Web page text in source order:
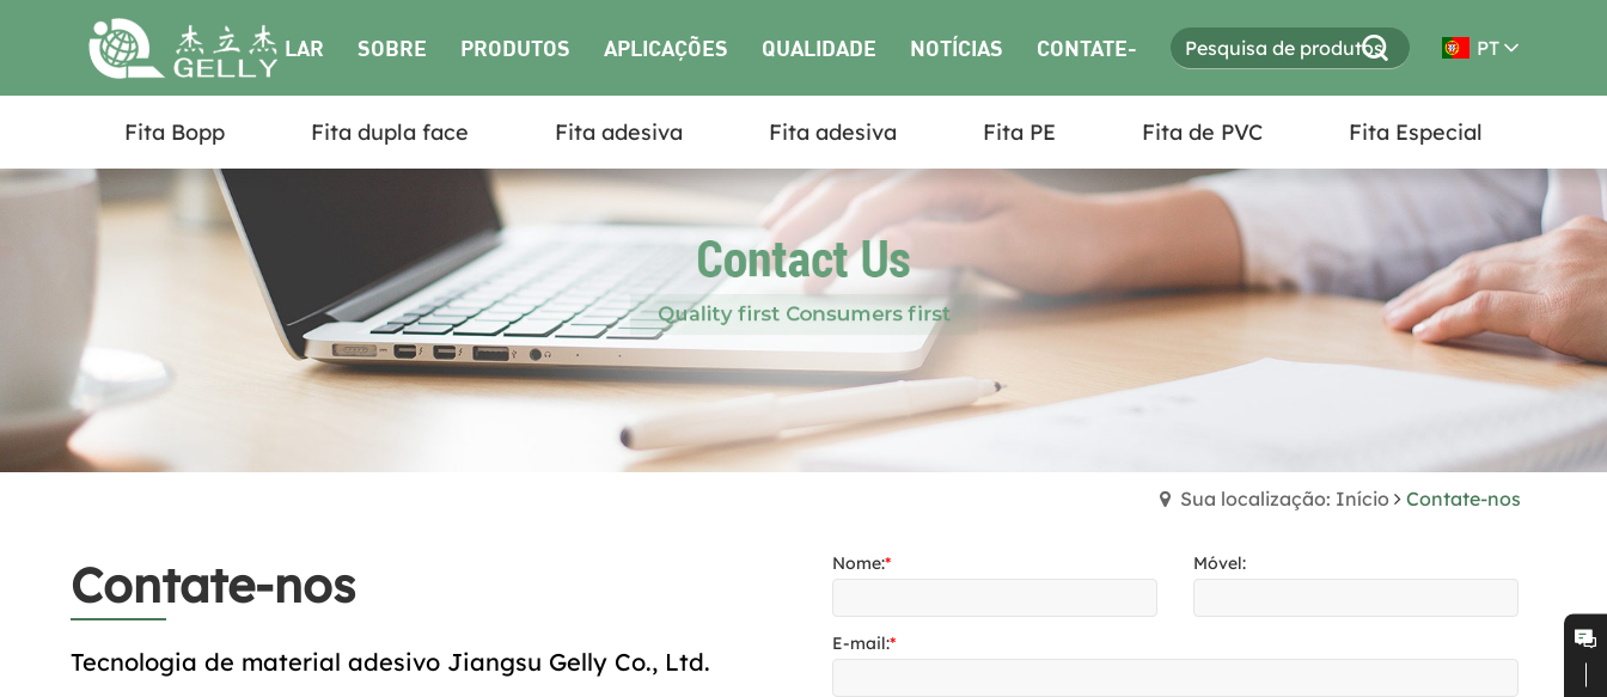
LAR SOBRE
NÓS
PRODUTOS APLICAÇÕES QUALIDADE NOTÍCIAS CONTATE-
NOS
PT
Fita Bopp Fita dupla face Fita adesiva Fita adesiva Fita PE Fita de PVC Fita Especial
Sua localização: Início Contate-nos
Contate-nos
Tecnologia de material adesivo Jiangsu Gelly Co., Ltd.
Nome:* Móvel:
E-mail:*